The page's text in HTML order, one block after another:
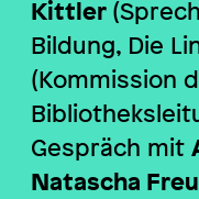
Kittler
Bildung, Die
(Kommission
Gespräch mit
Natascha